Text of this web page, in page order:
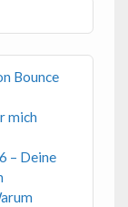
Bounce
mich
– Deine